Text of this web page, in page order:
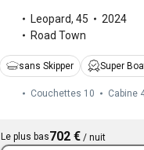
Leopard, 45
2024
Road Town
sans Skipper Super
Couchettes 10 Cabine
Le plus bas702 €/ nuit